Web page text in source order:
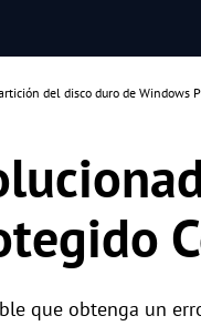
del disco duro de Windows
que obtenga un